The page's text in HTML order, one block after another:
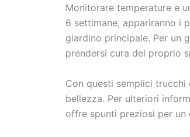
Monitorare temperature e
6 settimane, appariranno i
giardino principale. Per un
prendersi cura del proprio
Con questi semplici trucchi
bellezza. Per ulteriori
offre spunti preziosi per un